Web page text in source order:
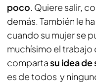
poco. Quiere salir,
demás. También le
cuando su mujer se
muchísimo el trabajo
compartasu idea de
es de todos y